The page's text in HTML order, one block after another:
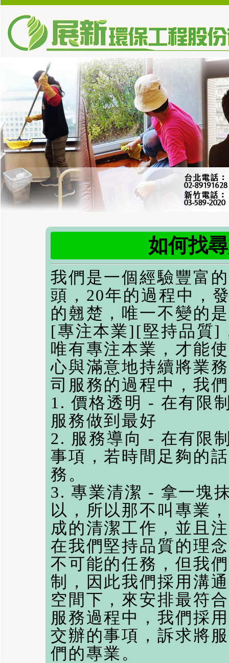
如何找
我們是一個經驗豐富
頭，20年的過程中，
的翹楚，唯一不變的
[專注本業][堅持品質]
唯有專注本業，才能
心與滿意地持續將業
司 服務的過程中，我
1. 價格透明 - 在有限
服務做到最好
2. 服務導向 - 在有限
事項，若時間足夠的
務。
3. 專業清潔 - 拿一塊
以，所以那不叫專業
成的清潔工作，並且
在我們堅持品質的理
不可能的任務，但我
制，因此我們採用溝
空間下，來安排最符
服務過程中，我們採
交辦的事項，訴求將
們的專業。